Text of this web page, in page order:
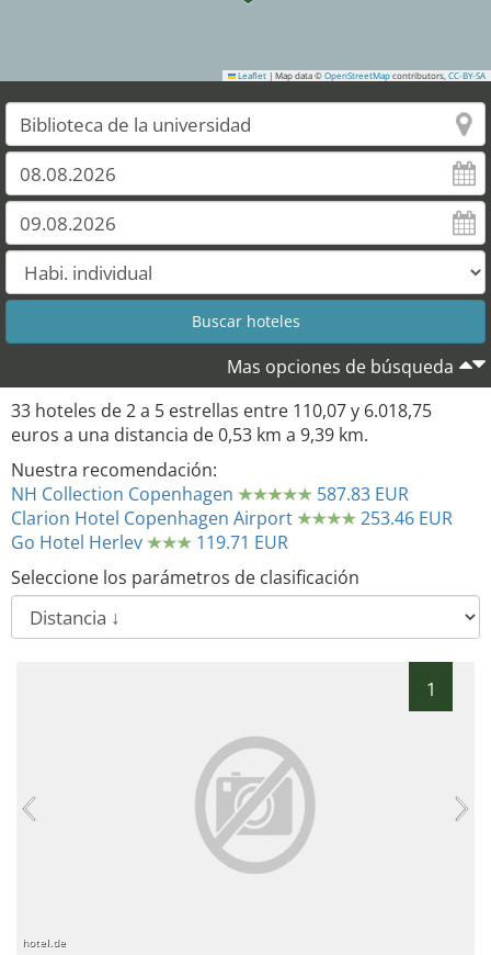
Leaflet | Map data © OpenStreetMap contributors, CC-BY-SA
Mas opciones de búsqueda
33 hoteles de2a 5 estrellas entre 110,07y 6.018,75
euros a una distancia de0,53 km a 9,39 km.
Nuestra recomendación:
NH Collection Copenhagen
587.83 EUR
Clarion Hotel Copenhagen Airport
253.46 EUR
Go Hotel Herlev
119.71 EUR
Seleccione los parámetros de clasificación
1
hotel.de